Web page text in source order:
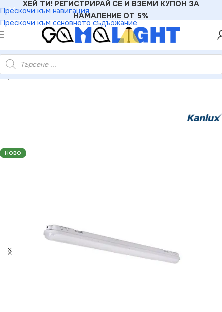
Прескочи към навигация
Прескочи към основното съдържание
ХЕЙ ТИ! РЕГИСТРИРАЙ СЕ И ВЗЕМИ КУПОН ЗА
НАМАЛЕНИЕ ОТ 5%
осветително тяло MAH LED HI 220V 19W 4000K
НОВО